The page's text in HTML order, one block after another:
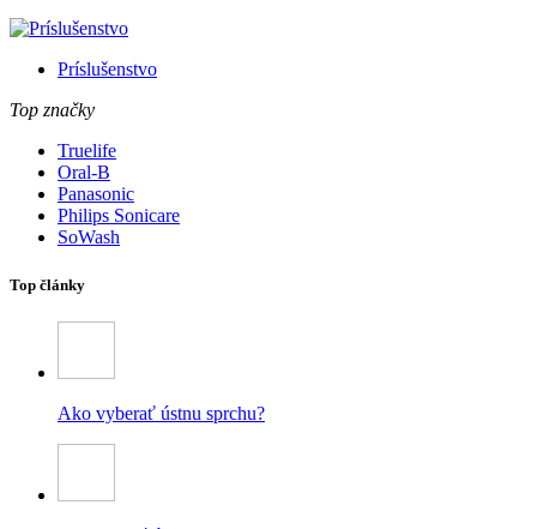
Príslušenstvo
Top značky
Truelife
Oral-B
Panasonic
Philips Sonicare
SoWash
Top články
Ako vyberať ústnu sprchu?